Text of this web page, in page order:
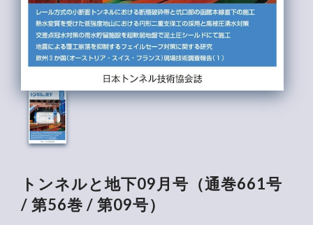
トンネルと地下09月号（通巻661号
/ 第56巻 / 第09号）